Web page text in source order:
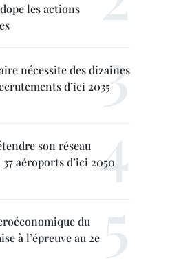
les actions
nécessite des dizaines
d’ici 2035
son réseau
aéroports d’ici 2050
du
à l’épreuve au 2e